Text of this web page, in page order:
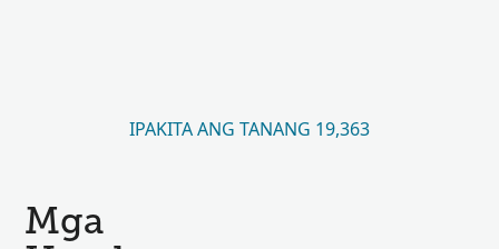
IPAKITA ANG TANANG 19,363
Mga